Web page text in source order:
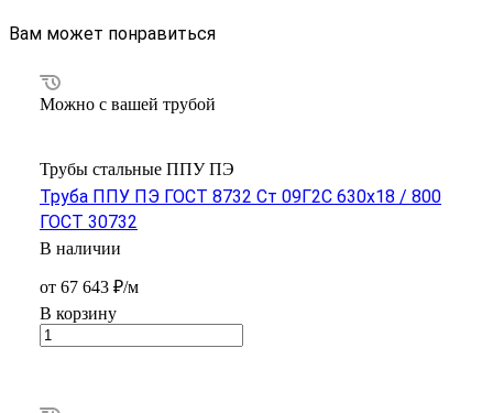
Вам может понравиться
Можно с вашей трубой
Трубы стальные ППУ ПЭ
Труба ППУ ПЭ ГОСТ 8732 Ст 09Г2С 630x18 / 800
ГОСТ 30732
В наличии
от 67 643 ₽/м
В корзину